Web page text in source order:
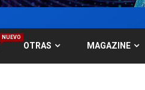
NUEVO
OTRAS MAGAZINE